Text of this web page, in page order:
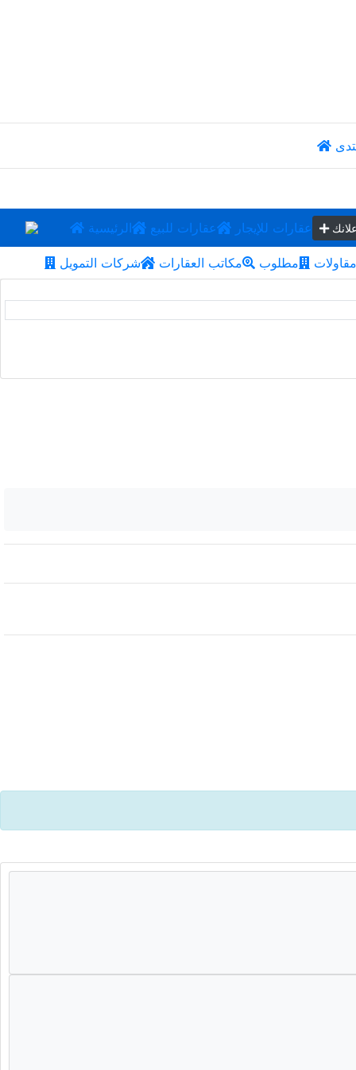
الرئيسية عقارات للبيع عقارات للإيجار
شركات التمويل مكاتب العقارات مطلوب